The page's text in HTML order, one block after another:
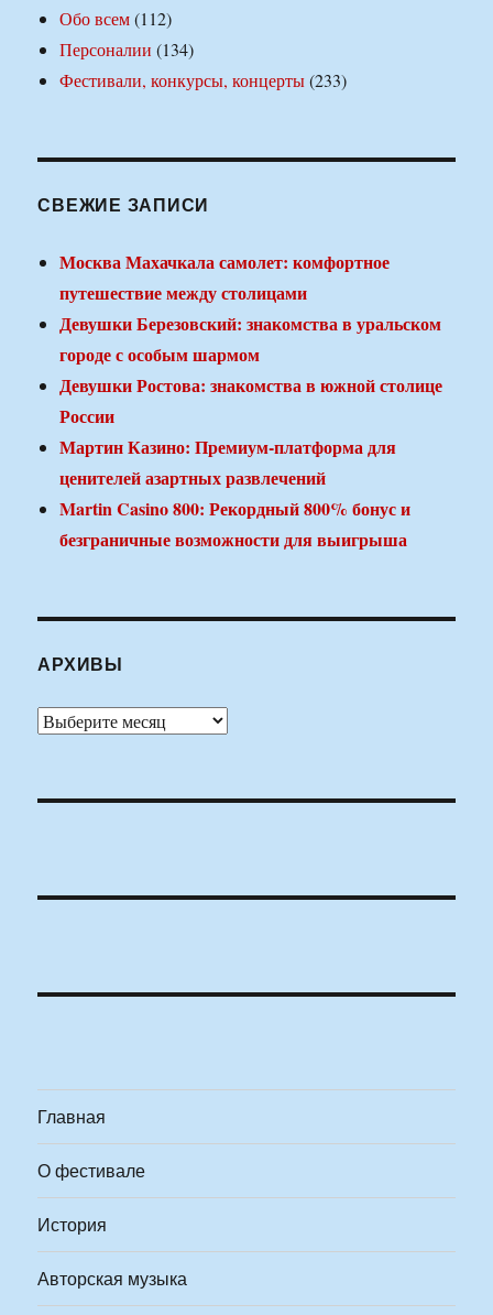
Обо всем(112)
Персоналии (134)
Фестивали, конкурсы, концерты(233)
СВЕЖИЕ ЗАПИСИ
Москва Махачкала самолет: комфортное
путешествие между столицами
Девушки Березовский: знакомства в уральском
городе с особым шармом
Девушки Ростова: знакомства в южной столице
России
Мартин Казино: Премиум-платформа для
ценителей азартных развлечений
Martin Casino 800: Рекордный 800% бонус и
безграничные возможности для выигрыша
АРХИВЫ
Архивы
Главная
О фестивале
История
Авторская музыка